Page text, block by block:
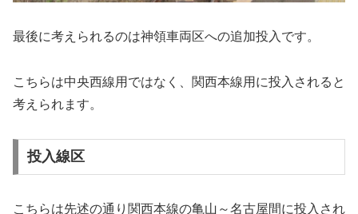
最後に考えられるのは神領車両区への追加投入です。
こちらは中央西線用ではなく、関西本線用に投入されると
考えられます。
投入線区
こちらは先述の通り関西本線の亀山～名古屋間に投入され